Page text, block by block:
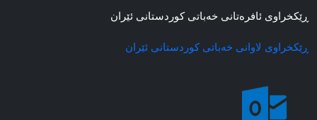
ڕێکخراوی ئافره‌تانی خه‌باتی کوردستانی ئێران
ڕێکخراوی لاوانی خه‌باتی کوردستانی ئێران